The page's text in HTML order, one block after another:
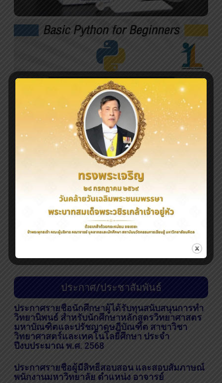
ประกาศ/ประชาสัมพันธ์
ประกาศรายชื่อนักศึกษาผู้ได้รับทุนสนับสนุนการทำ
วิทยานิพนธ์ สำหรับนักศึกษาหลักสูตรวิทยาศาสตร
มหาบัณฑิตและปรัชญาดุษฎีบัณฑิต สาขาวิชา
วิทยาศาสตร์และเทคโนโลยีศึกษา ประจำ
ปีงบประมาณ พ.ศ. 2568
ประกาศรายชื่อผู้มีสิทธิ์สอบสอน และสอบสัมภาษณ์
พนักงานมหาวิทยาลัย ตำแหน่ง อาจารย์